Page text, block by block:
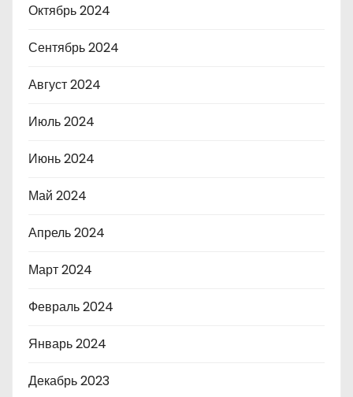
Октябрь 2024
Сентябрь 2024
Август 2024
Июль 2024
Июнь 2024
Май 2024
Апрель 2024
Март 2024
Февраль 2024
Январь 2024
Декабрь 2023